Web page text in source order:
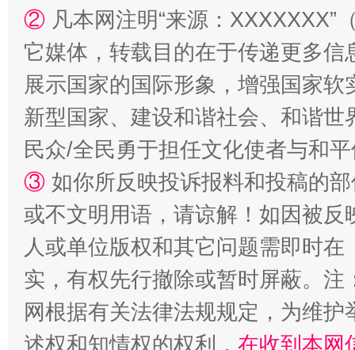
“蜀中异人”王建安的艺术幻境
② 凡本网注明“来源：
它媒体，转载目的在于传递更多
展示国家的国际形象，增强国家
新型国家、建设和谐社会、和谐
民众/全民勇于担任文化使者与和
③ 如你所反映投诉报料和投稿的
或不文明用语，请谅解！如因被
人或单位版权和其它问题需即时在
实，有权先行撤除或暂时屏蔽。
网根据有关法律法规规定，为维
述权和知情权的权利， 在收到本网